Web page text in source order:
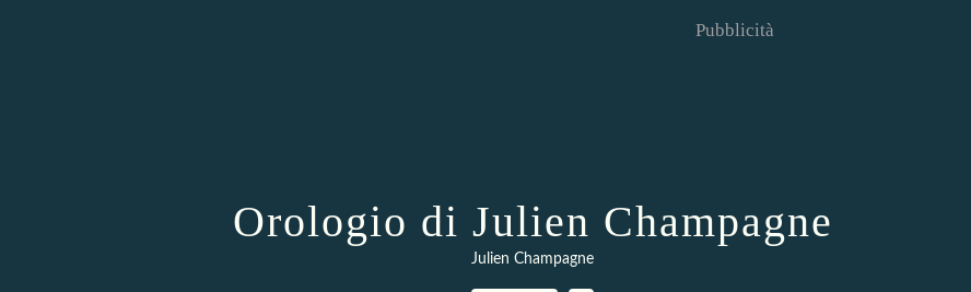
Pubblicità
Orologio di Julien Champagne
Julien Champagne